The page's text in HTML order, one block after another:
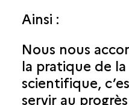
Ainsi :
Nous nous
la pratique de
scientifique,
servir au